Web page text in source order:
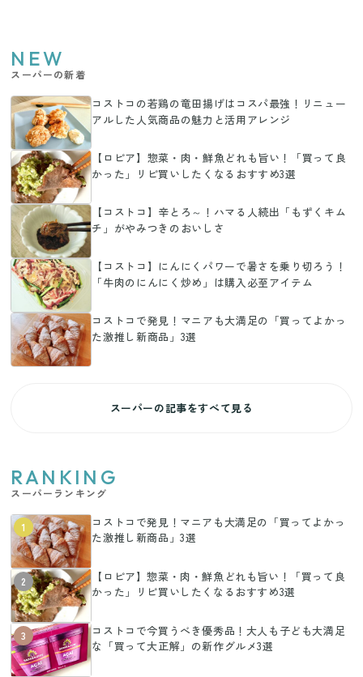
NEW
スーパーの新着
コストコの若鶏の竜田揚げはコスパ最強！リニュー
アルした人気商品の魅力と活用アレンジ
【ロピア】惣菜・肉・鮮魚どれも旨い！「買って良
かった」リピ買いしたくなるおすすめ3選
【コストコ】辛とろ～！ハマる人続出「もずくキム
チ」がやみつきのおいしさ
【コストコ】にんにくパワーで暑さを乗り切ろう！
「牛肉のにんにく炒め」は購入必至アイテム
コストコで発見！マニアも大満足の「買ってよかっ
た激推し新商品」3選
スーパーの記事をすべて見る
RANKING
スーパーランキング
1
コストコで発見！マニアも大満足の「買ってよかっ
た激推し新商品」3選
2
【ロピア】惣菜・肉・鮮魚どれも旨い！「買って良
かった」リピ買いしたくなるおすすめ3選
3
コストコで今買うべき優秀品！大人も子ども大満足
な「買って大正解」の新作グルメ3選